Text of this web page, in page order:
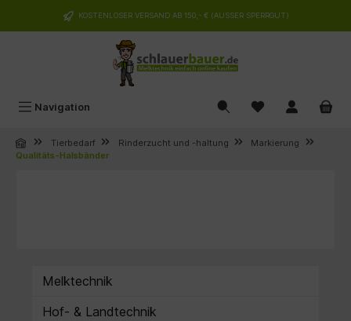
springen KOSTENLOSER VERSAND AB 150,- € (AUSSER SPERRGUT)
Navigation
Tierbedarf Rinderzucht und -haltung
Markierung
Qualitäts-Halsbänder
Melktechnik
Hof- & Landtechnik